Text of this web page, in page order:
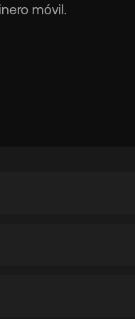
móvil.